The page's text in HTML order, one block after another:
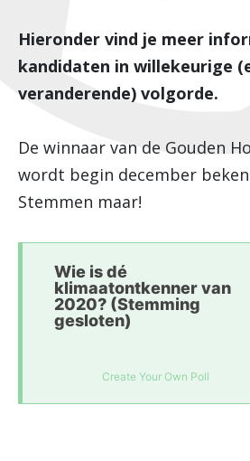
Hieronder vind je meer
kandidaten in willekeurige
veranderende) volgorde.
De winnaar van de Gouden
wordt begin december
Stemmen maar!
Wie is dé
klimaatontkenner van
2020? (Stemming
gesloten)
Create Your Own Poll